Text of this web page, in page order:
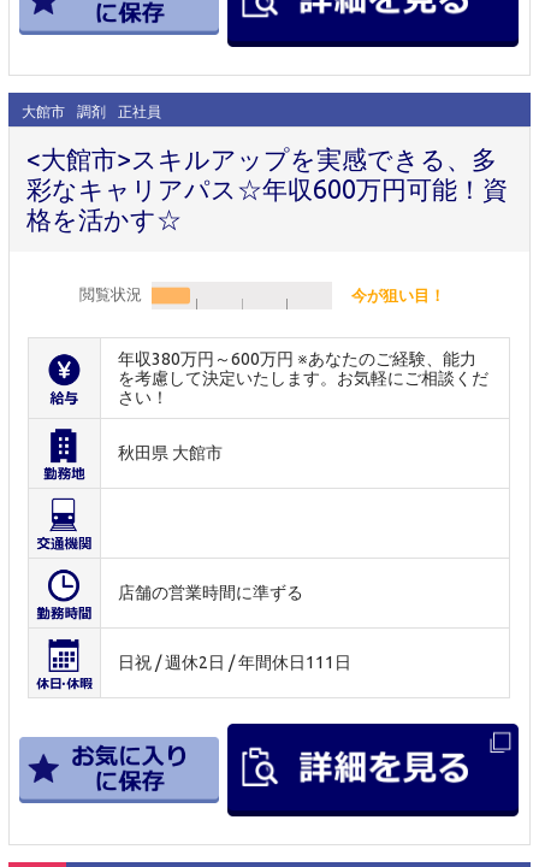
大館市 調剤 正社員
<大館市>スキルアップを実感できる、多
彩なキャリアパス☆年収600万円可能！資
格を活かす☆
閲覧状況 今が狙い目！
年収380万円～600万円 ※あなたのご経験、能力
を考慮して決定いたします。お気軽にご相談くだ
さい！
秋田県 大館市
店舗の営業時間に準ずる
日祝 / 週休2日 / 年間休日111日